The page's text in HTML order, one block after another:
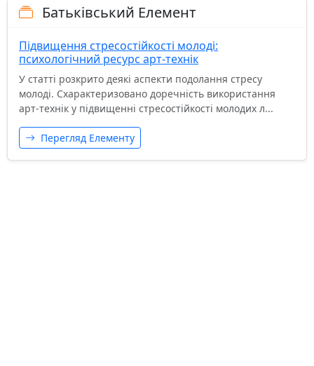
Батьківський Елемент
Підвищення стресостійкості молоді:
психологічний ресурс арт-технік
У статті розкрито деякі аспекти подолання стресу
молоді. Схарактеризовано доречність використання
арт-технік у підвищенні стресостійкості молодих л...
Перегляд Елементу